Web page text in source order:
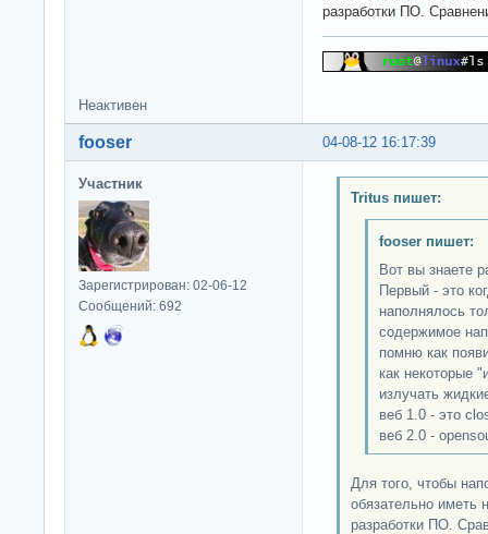
разработки ПО.
Неактивен
04-08-12 16:17:39
fooser
Участник
Зарегистрирован: 02-06-12
Сообщений: 692
Tritus пишет:
fooser пишет:
Вот вы знаете
Первый - это
наполнялось
содержимое
помню как
как некоторые
излучать
веб 1.0 - это
веб 2.0 -
Для того, чтобы
обязательно иметь
разработки ПО.